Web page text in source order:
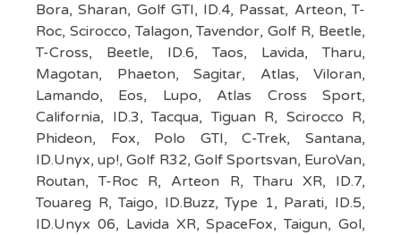
Bora, Sharan, Golf GTI, ID.4, Passat, Arteon, T-
Roc, Scirocco, Talagon, Tavendor, Golf R, Beetle,
T-Cross, Beetle, ID.6, Taos, Lavida, Tharu,
Magotan, Phaeton, Sagitar, Atlas, Viloran,
Lamando, Eos, Lupo, Atlas Cross Sport,
California, ID.3, Tacqua, Tiguan R, Scirocco R,
Phideon, Fox, Polo GTI, C-Trek, Santana,
ID.Unyx, up!, Golf R32, Golf Sportsvan, EuroVan,
Routan, T-Roc R, Arteon R, Tharu XR, ID.7,
Touareg R, Taigo, ID.Buzz, Type 1, Parati, ID.5,
ID.Unyx 06, Lavida XR, SpaceFox, Taigun, Gol,